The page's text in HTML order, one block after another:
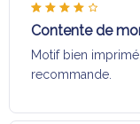
Contente de
Motif bien
recommande.